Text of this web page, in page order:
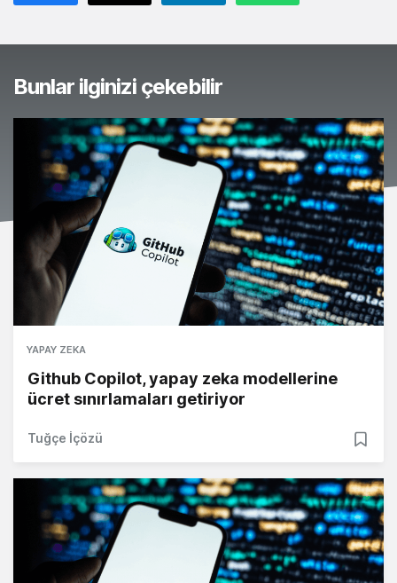
Bunlar ilginizi çekebilir
YAPAY ZEKA
Github Copilot, yapay zeka modellerine
ücret sınırlamaları getiriyor
Tuğçe İçözü